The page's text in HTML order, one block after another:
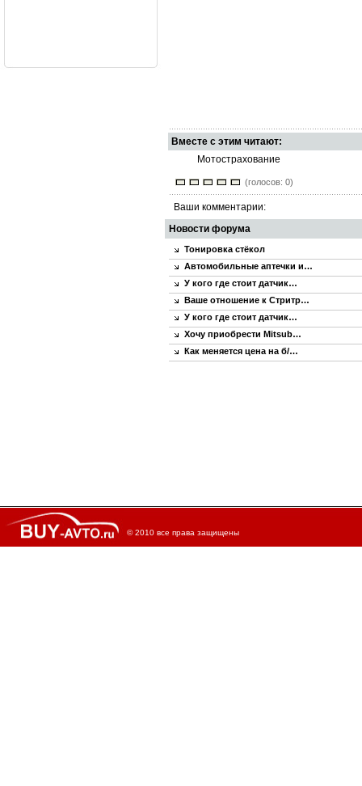
Вместе с этим читают:
Мотострахование
(голосов: 0)
Ваши комментарии:
Новости форума
Тонировка стёкол
Автомобильные аптечки и…
У кого где стоит датчик…
Ваше отношение к Стритр…
У кого где стоит датчик…
Хочу приобрести Mitsub…
Как меняется цена на б/…
© 2010 все права защищены